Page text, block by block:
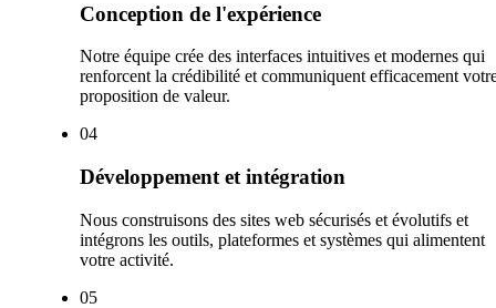
Conception de l'expérience
Notre équipe crée des interfaces intuitives et modernes qui
renforcent la crédibilité et communiquent efficacement
proposition de valeur.
04
Développement et intégration
Nous construisons des sites web sécurisés et évolutifs et
intégrons les outils, plateformes et systèmes qui alimentent
votre activité.
05